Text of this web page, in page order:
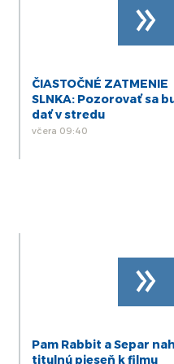
ČIASTOČNÉ ZATMENIE
SLNKA: Pozorovať sa
dať v stredu
včera 09:40
»
Pam Rabbit a Separ
titulnú pieseň k filmu
»